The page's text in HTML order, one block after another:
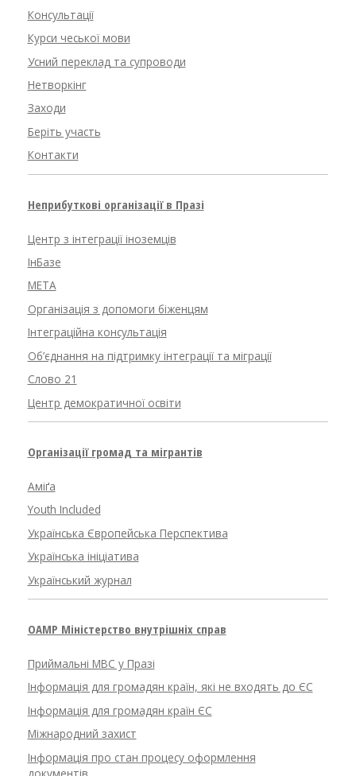
Консультації
Курси чеської мови
Усний переклад та супроводи
Нетворкінг
Заходи
Беріть участь
Контакти
Неприбуткові організації в Празі
Центр з інтеграції іноземців
ІнБазе
META
Організація з допомоги біженцям
Інтеграційна консультація
Об’єднання на підтримку інтеграції та міграції
Слово 21
Центр демократичної освіти
Організації громад та мігрантів
Аміґа
Youth Included
Українська Європейська Перспектива
Українська ініціатива
Український журнал
OAMP Міністерство внутрішніх справ
Приймальні МВС у Празі
Інформація для громадян країн, які не входять до ЄС
Інформація для громадян країн ЄС
Міжнародний захист
Інформація про стан процесу оформлення